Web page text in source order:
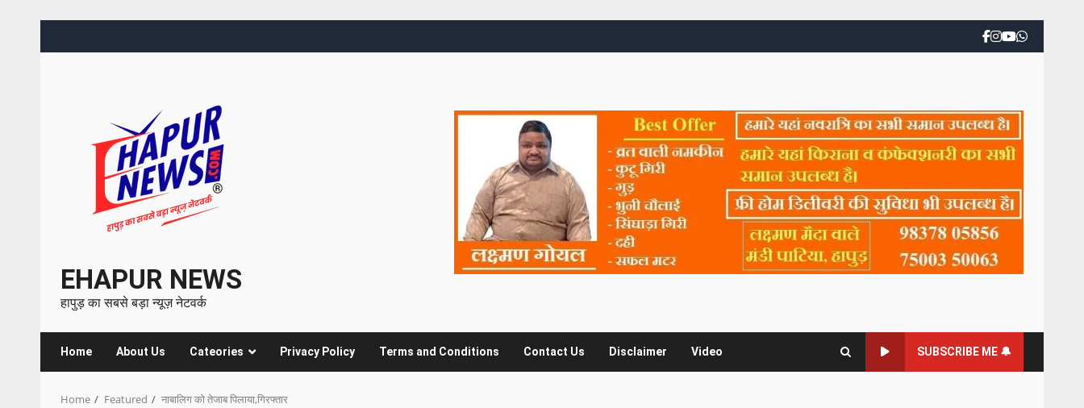
EHAPUR NEWS
हापुड़ का सबसे बड़ा न्यूज़ नेटवर्क
Home About Us Cateories Privacy Policy Terms and Conditions Contact Us Disclaimer Video SUBSCRIBE ME 🔔
Home Featured नाबालिग को तेजाब पिलाया,गिरफ्तार